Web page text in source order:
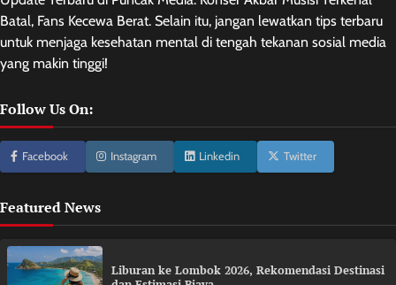
Batal, Fans Kecewa Berat. Selain itu, jangan lewatkan tips terbaru
untuk menjaga kesehatan mental di tengah tekanan sosial media
yang makin tinggi!
Follow Us On:
Facebook Instagram Linkedin Twitter
Featured News
Liburan ke Lombok 2026, Rekomendasi Destinasi